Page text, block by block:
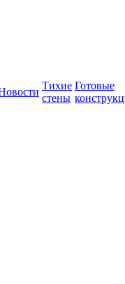
Тихие
стены
Готовые